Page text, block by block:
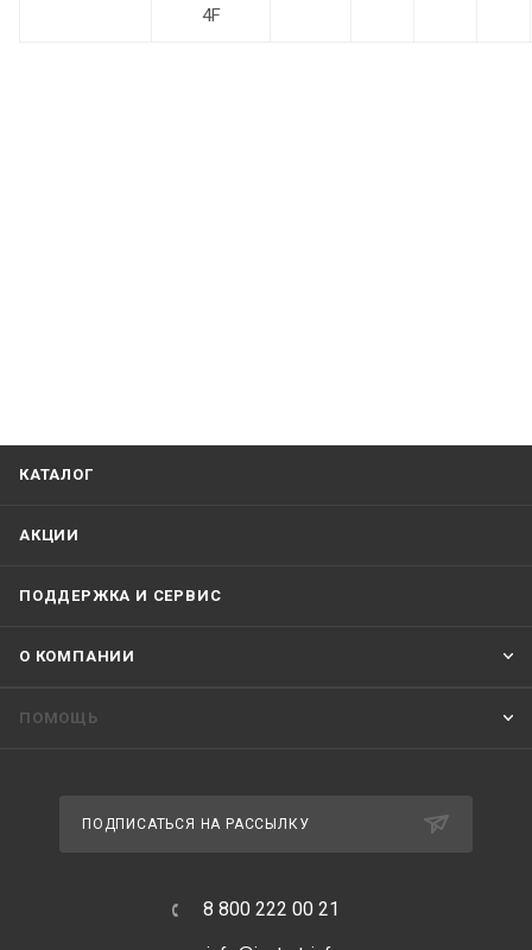
4F
КАТАЛОГ
АКЦИИ
ПОДДЕРЖКА И СЕРВИС
О КОМПАНИИ
ПОМОЩЬ
ПОДПИСАТЬСЯ НА РАССЫЛКУ
8 800 222 00 21